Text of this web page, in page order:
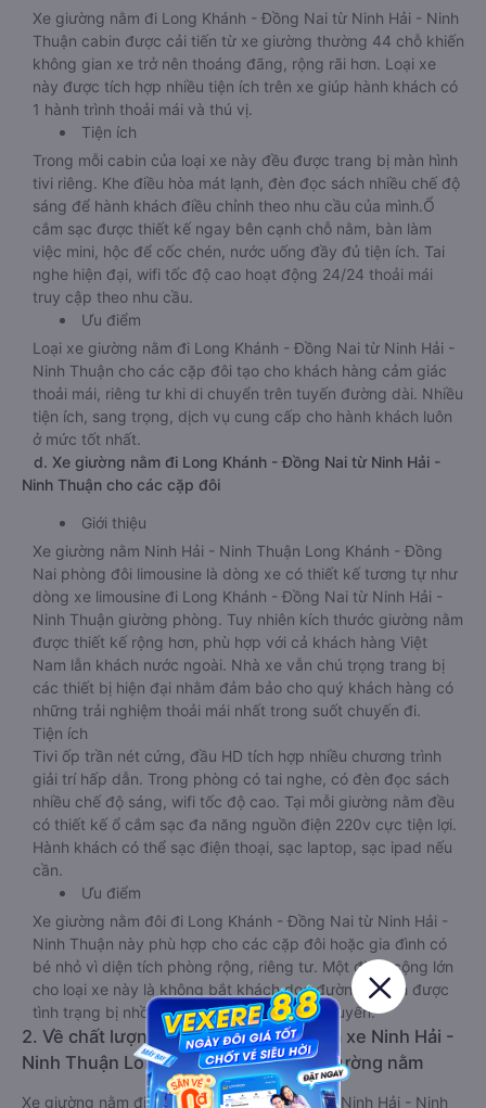
Xe giường nằm đi Long Khánh - Đồng Nai từ Ninh Hải - Ninh
Thuận cabin được cải tiến từ xe giường thường 44 chỗ khiến
không gian xe trở nên thoáng đãng, rộng rãi hơn. Loại xe
này được tích hợp nhiều tiện ích trên xe giúp hành khách có
1 hành trình thoải mái và thú vị.
Tiện ích
Trong mỗi cabin của loại xe này đều được trang bị màn hình
tivi riêng. Khe điều hòa mát lạnh, đèn đọc sách nhiều chế độ
sáng để hành khách điều chỉnh theo nhu cầu của mình.Ổ
cắm sạc được thiết kế ngay bên cạnh chỗ nằm, bàn làm
việc mini, hộc để cốc chén, nước uống đầy đủ tiện ích. Tai
nghe hiện đại, wifi tốc độ cao hoạt động 24/24 thoải mái
truy cập theo nhu cầu.
Ưu điểm
Loại xe giường nằm đi Long Khánh - Đồng Nai từ Ninh Hải -
Ninh Thuận cho các cặp đôi tạo cho khách hàng cảm giác
thoải mái, riêng tư khi di chuyển trên tuyến đường dài. Nhiều
tiện ích, sang trọng, dịch vụ cung cấp cho hành khách luôn
ở mức tốt nhất.
d. Xe giường nằm đi Long Khánh - Đồng Nai từ Ninh Hải -
Ninh Thuận cho các cặp đôi
Giới thiệu
Xe giường nằm Ninh Hải - Ninh Thuận Long Khánh - Đồng
Nai phòng đôi limousine là dòng xe có thiết kế tương tự như
dòng xe limousine đi Long Khánh - Đồng Nai từ Ninh Hải -
Ninh Thuận giường phòng. Tuy nhiên kích thước giường nằm
được thiết kế rộng hơn, phù hợp với cả khách hàng Việt
Nam lẫn khách nước ngoài. Nhà xe vẫn chú trọng trang bị
các thiết bị hiện đại nhằm đảm bảo cho quý khách hàng có
những trải nghiệm thoải mái nhất trong suốt chuyến đi.
Tiện ích
Tivi ốp trần nét cứng, đầu HD tích hợp nhiều chương trình
giải trí hấp dẫn. Trong phòng có tai nghe, có đèn đọc sách
nhiều chế độ sáng, wifi tốc độ cao. Tại mỗi giường nằm đều
có thiết kế ổ cắm sạc đa năng nguồn điện 220v cực tiện lợi.
Hành khách có thể sạc điện thoại, sạc laptop, sạc ipad nếu
cần.
Ưu điểm
Xe giường nằm đôi đi Long Khánh - Đồng Nai từ Ninh Hải -
Ninh Thuận này phù hợp cho các cặp đôi hoặc gia đình có
bé nhỏ vì diện tích phòng rộng, riêng tư. Một điểm cộng lớn
cho loại xe này là không bắt khách dọc đường, tránh được
tình trạng bị nhồi nhét trong quá trình di chuyển.
2. Về chất lượng, review, đánh giá nhà xe Ninh Hải -
Ninh Thuận Long Khánh - Đồng Nai giường nằm
Xe giường nằm đi Long Khánh - Đồng Nai từ Ninh Hải - Ninh